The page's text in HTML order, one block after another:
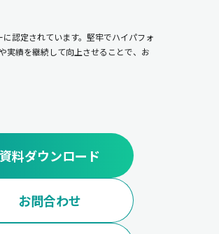
認定されています。堅牢でハイパフォ
実績を継続して向上させることで、お
資料ダウンロード
お問合わせ